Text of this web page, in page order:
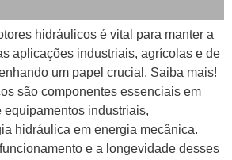
hidráulicos é vital para manter a
aplicações industriais, agrícolas e de
um papel crucial. Saiba mais!
são componentes essenciais em
industriais,
hidráulica em energia mecânica.
e a longevidade desses